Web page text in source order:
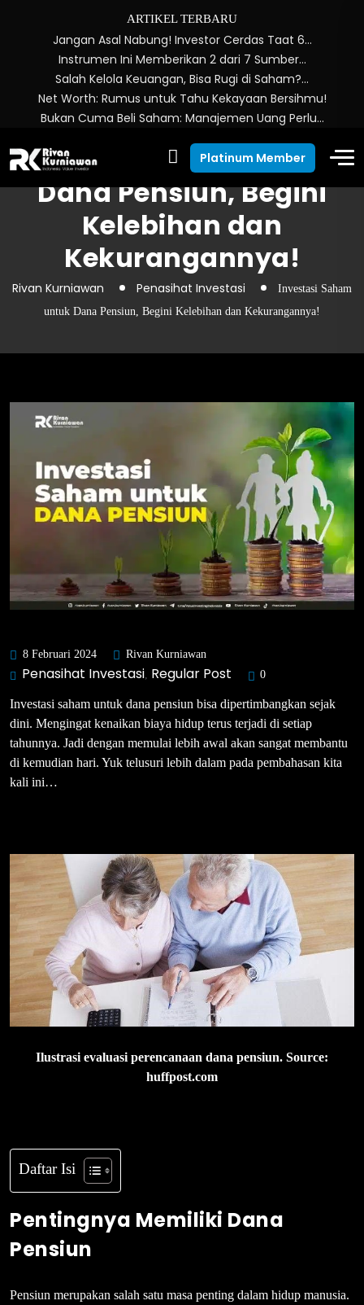
ARTIKEL TERBARU
Jangan Asal Nabung! Investor Cerdas Taat 6…
Instrumen Ini Memberikan 2 dari 7 Sumber…
Salah Kelola Keuangan, Bisa Rugi di Saham?…
Net Worth: Rumus untuk Tahu Kekayaan Bersihmu!
Bukan Cuma Beli Saham: Manajemen Uang Perlu…
Platinum Member
Investasi Saham untuk
Dana Pensiun, Begini
Kelebihan dan
Kekurangannya!
Rivan Kurniawan Penasihat Investasi
Investasi Saham
untuk Dana Pensiun, Begini Kelebihan dan Kekurangannya!
8 Februari 2024 Rivan Kurniawan
Penasihat Investasi Regular Post 0
Investasi saham untuk dana pensiun bisa dipertimbangkan sejak
dini. Mengingat kenaikan biaya hidup terus terjadi di setiap
tahunnya. Jadi dengan memulai lebih awal akan sangat membantu
di kemudian hari. Yuk telusuri lebih dalam pada pembahasan kita
kali ini…
Ilustrasi evaluasi perencanaan dana pensiun. Source:
huffpost.com
Daftar Isi
Pentingnya Memiliki Dana
Pensiun
Pensiun merupakan salah satu masa penting dalam hidup manusia.